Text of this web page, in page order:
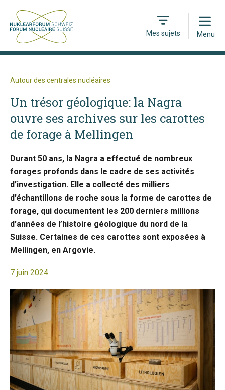
Mes sujets
Open
Menu
Autour des centrales nucléaires
Un trésor géologique: la Nagra
ouvre ses archives sur les carottes
de forage à Mellingen
Durant 50 ans, la Nagra a effectué de nombreux
forages profonds dans le cadre de ses activités
d’investigation. Elle a collecté des milliers
d’échantillons de roche sous la forme de carottes de
forage, qui documentent les 200 derniers millions
d’années de l’histoire géologique du nord de la
Suisse. Certaines de ces carottes sont exposées à
Mellingen, en Argovie.
7 juin 2024